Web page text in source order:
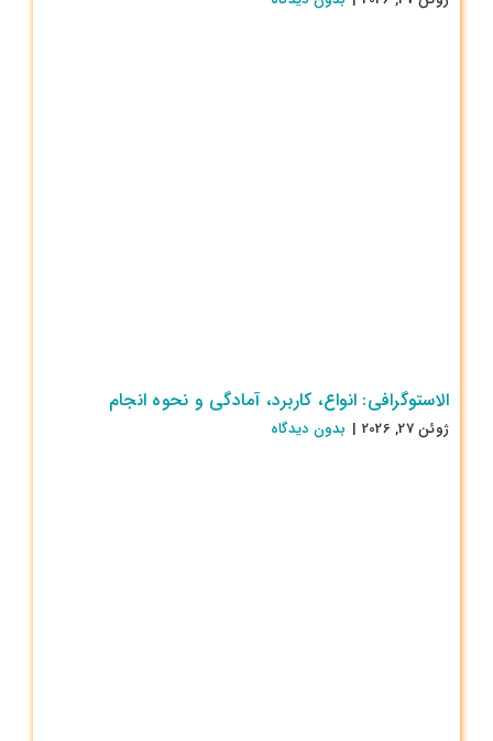
الاستوگرافی: انواع، کاربرد، آمادگی و نحوه انجام
ژوئن 27, 2026 | بدون ديدگاه